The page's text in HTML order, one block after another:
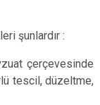
şunlardır :
çerçevesinde
tescil, düzeltme,